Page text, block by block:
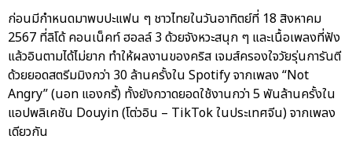
ก่อนมีกำหนดมาพบปะแฟน ๆ ชาวไทยในวันอาทิตย์ที่ 18 สิงหาคม
2567 ที่ลิโด้ คอนเน็คท์ ฮอลล์ 3 ด้วยจังหวะสนุก ๆ และเนื้อเพลงที่ฟัง
แล้วอินตามได้ไม่ยาก ทำให้ผลงานของคริส เจมส์ครองใจวัยรุ่นการันตี
ด้วยยอดสตรีมมิงกว่า 30 ล้านครั้งใน Spotify จากเพลง “Not
Angry” (นอท แองกรี้) ทั้งยังกวาดยอดใช้งานกว่า 5 พันล้านครั้งใน
แอปพลิเคชัน Douyin (โต่วอิน – TikTok ในประเทศจีน) จากเพลง
เดียวกัน